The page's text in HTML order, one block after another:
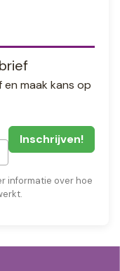
en maak kans op
informatie over hoe